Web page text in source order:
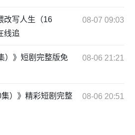
改写人生（16
线追
08-07 09:03
）》短剧完整版免
08-06 21:21
）》精彩短剧完整
08-06 20:51